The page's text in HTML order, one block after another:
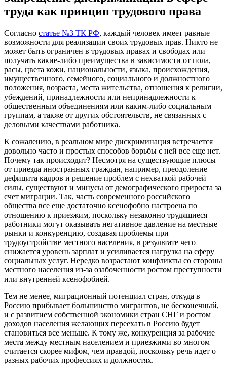
труда как принцип трудового права
Согласно статье №3 ТК РФ, каждый человек имеет равные
возможности для реализации своих трудовых прав. Никто не
может быть ограничен в трудовых правах и свободах или
получать какие-либо преимущества в зависимости от пола,
расы, цвета кожи, национальности, языка, происхождения,
имущественного, семейного, социального и должностного
положения, возраста, места жительства, отношения к религии,
убеждений, принадлежности или непринадлежности к
общественным объединениям или каким-либо социальным
группам, а также от других обстоятельств, не связанных с
деловыми качествами работника.
К сожалению, в реальном мире дискриминация встречается
довольно часто и простых способов борьбы с ней все еще нет.
Почему так происходит? Несмотря на существующие плюсы
от приезда иностранных граждан, например, преодоление
дефицита кадров и решение проблем с нехваткой рабочей
силы, существуют и минусы от демографического прироста за
счет миграции. Так, часть современного российского
общества все еще достаточно ксенофобно настроена по
отношению к приезжим, поскольку незаконно трудящиеся
работники могут оказывать негативное давление на местные
рынки и конкуренцию, создавая проблемы при
трудоустройстве местного населения, в результате чего
снижается уровень зарплат и усиливается нагрузка на сферу
социальных услуг. Нередко возрастают конфликты со стороны
местного населения из-за озабоченности ростом преступности
или внутренней ксенофобией.
Тем не менее, миграционный потенциал стран, откуда в
Россию прибывает большинство мигрантов, не бесконечный,
и с развитием собственной экономики стран СНГ и ростом
доходов населения желающих переехать в Россию будет
становиться все меньше. К тому же, конкуренция за рабочие
места между местным населением и приезжими во многом
считается скорее мифом, чем правдой, поскольку речь идет о
разных рабочих профессиях и должностях.